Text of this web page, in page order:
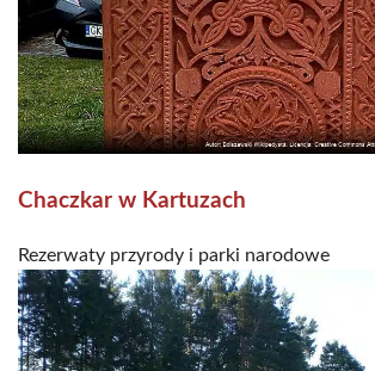
Chaczkar w Kartuzach
Rezerwaty przyrody i parki narodowe